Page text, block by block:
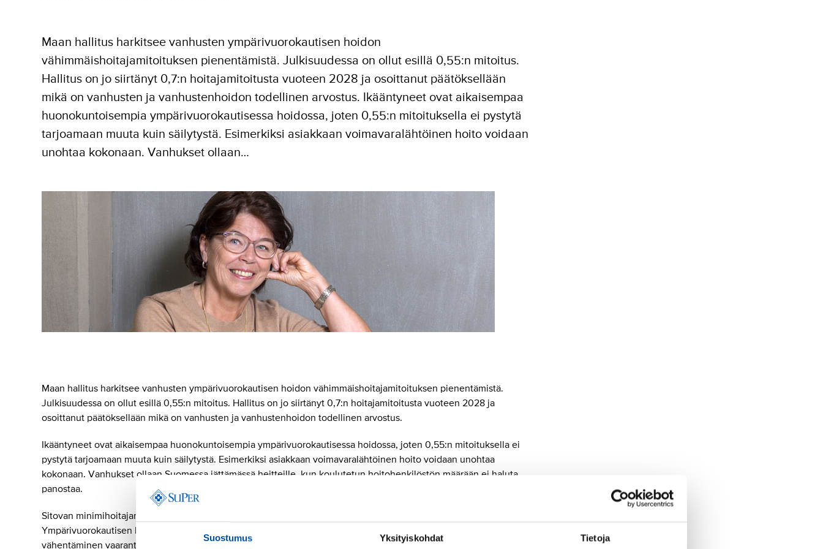
Suostumus Yksityiskohdat Tietoja
Maan hallitus harkitsee vanhusten ympärivuorokautisen hoidon
vähimmäishoitajamitoituksen pienentämistä. Julkisuudessa on ollut esillä 0,55:n mitoitus.
Hallitus on jo siirtänyt 0,7:n hoitajamitoitusta vuoteen 2028 ja osoittanut päätöksellään
mikä on vanhusten ja vanhustenhoidon todellinen arvostus. Ikääntyneet ovat aikaisempaa
huonokuntoisempia ympärivuorokautisessa hoidossa, joten 0,55:n mitoituksella ei pystytä
tarjoamaan muuta kuin säilytystä. Esimerkiksi asiakkaan voimavaralähtöinen hoito voidaan
unohtaa kokonaan. Vanhukset ollaan…
Maan hallitus harkitsee vanhusten ympärivuorokautisen hoidon vähimmäishoitajamitoituksen pienentämistä.
Julkisuudessa on ollut esillä 0,55:n mitoitus. Hallitus on jo siirtänyt 0,7:n hoitajamitoitusta vuoteen 2028 ja
osoittanut päätöksellään mikä on vanhusten ja vanhustenhoidon todellinen arvostus.
Ikääntyneet ovat aikaisempaa huonokuntoisempia ympärivuorokautisessa hoidossa, joten 0,55:n mitoituksella ei
pystytä tarjoamaan muuta kuin säilytystä. Esimerkiksi asiakkaan voimavaralähtöinen hoito voidaan unohtaa
kokonaan. Vanhukset ollaan Suomessa jättämässä heitteille, kun koulutetun hoitohenkilöstön määrään ei haluta
panostaa.
Sitovan minimihoitajamitoituksen tarkoituksena on, että kaikki ikääntyneet saavat tarpeenmukaista hoitoa.
Ympärivuorokautisen hoidon asiakkaat tarvitsevat eniten hoitoa ja kriteerit ovat tiukat. Hoitajien määrän
vähentäminen vaarantaa merkittävästi asiakasturvallisuuden ja myös työturvallisuuden, ja liian pienellä